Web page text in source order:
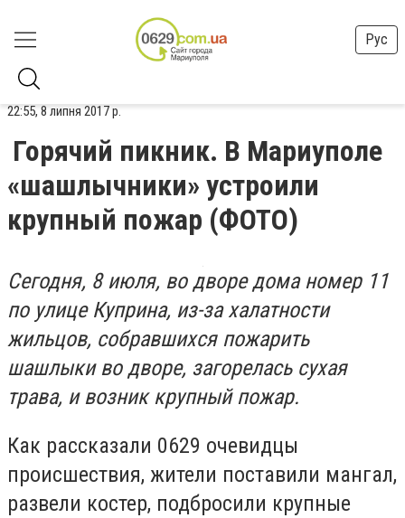
Рус
22:55, 8 липня 2017 р.
Горячий пикник. В Мариуполе
«шашлычники» устроили
крупный пожар (ФОТО)
Сегодня, 8 июля, во дворе дома номер 11
по улице Куприна, из-за халатности
жильцов, собравшихся пожарить
шашлыки во дворе, загорелась сухая
трава, и возник крупный пожар.
Как рассказали 0629 очевидцы
происшествия, жители поставили мангал,
развели костер, подбросили крупные